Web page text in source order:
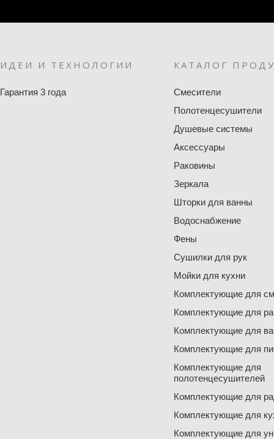
ИДЕИ И ТЕХНОЛОГИИ
Гарантия 3 года
КАТАЛОГ
Смесители
Полотенцесушители
Душевые системы
Аксессуары
Раковины
Зеркала
Шторки для ванны
Водоснабжение
Фены
Сушилки для рук
Мойки для кухни
Комплектующие для
Комплектующие для
Комплектующие для
Комплектующие для
Комплектующие для
полотенцесушителей
Комплектующие для
Комплектующие для
Комплектующие для